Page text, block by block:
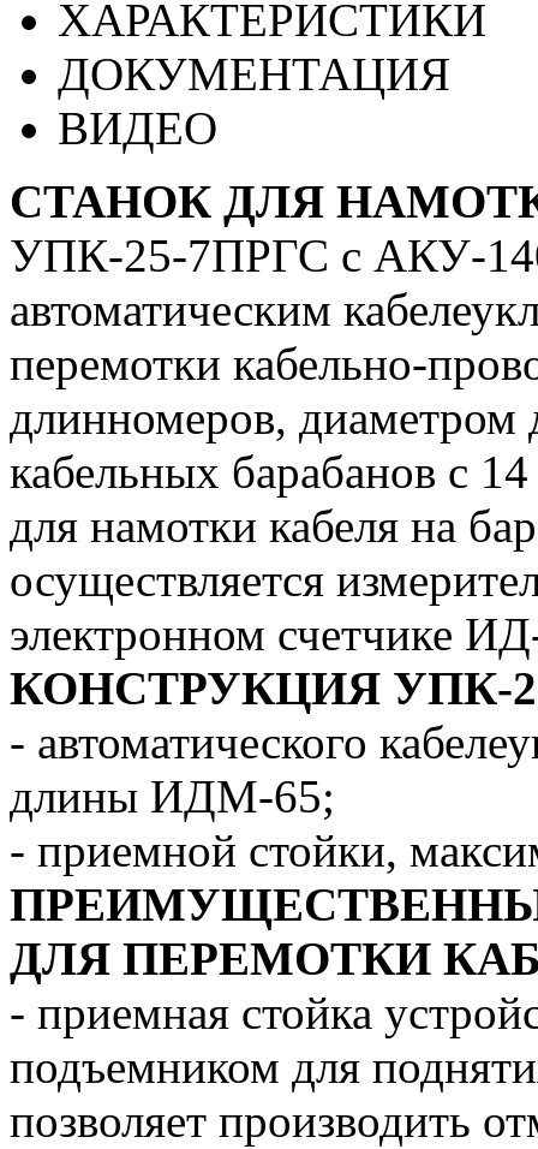
ХАРАКТЕРИСТИКИ
ДОКУМЕНТАЦИЯ
ВИДЕО
СТАНОК ДЛЯ
УПК-25-7ПРГС с АКУ-
автоматическим
перемотки кабельно-
длинномеров,
кабельных барабанов с
для намотки кабеля на
осуществляется
электронном счетчике
КОНСТРУКЦИЯ УПК-
- автоматического
длины ИДМ-65;
- приемной стойки,
ДЛЯ ПЕРЕМОТКИ
- приемная стойка
подъемником для
позволяет производить